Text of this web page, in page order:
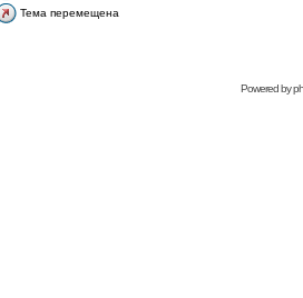
Тема перемещена
Рowered bу